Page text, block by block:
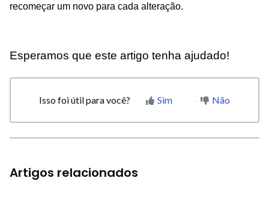
recomeçar um novo para cada alteração.
Esperamos que este artigo tenha ajudado!
Isso foi útil para você? Sim Não
Artigos relacionados